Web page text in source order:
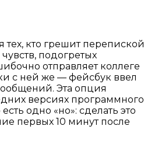
тех, кто грешит перепиской
подогретых
отправляет коллеге
с ней же — фейсбук ввел
Эта опция
версиях программного
одно «но»: сделать это
первых 10 минут после